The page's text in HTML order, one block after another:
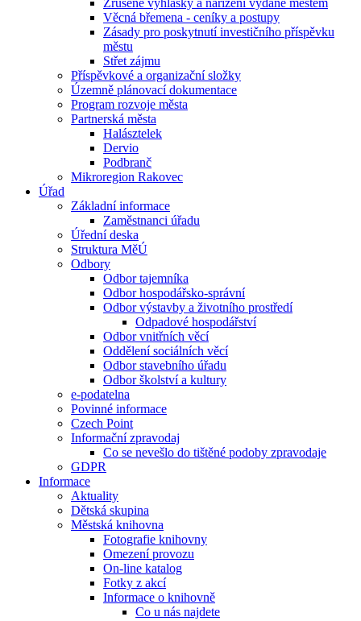
Zrušené vyhlášky a nařízení vydané městem
Věcná břemena - ceníky a postupy
Zásady pro poskytnutí investičního příspěvku
městu
Střet zájmu
Příspěvkové a organizační složky
Územně plánovací dokumentace
Program rozvoje města
Partnerská města
Halásztelek
Dervio
Podbranč
Mikroregion Rakovec
Úřad
Základní informace
Zaměstnanci úřadu
Úřední deska
Struktura MěÚ
Odbory
Odbor tajemníka
Odbor hospodářsko-správní
Odbor výstavby a životního prostředí
Odpadové hospodářství
Odbor vnitřních věcí
Oddělení sociálních věcí
Odbor stavebního úřadu
Odbor školství a kultury
e-podatelna
Povinné informace
Czech Point
Informační zpravodaj
Co se nevešlo do tištěné podoby zpravodaje
GDPR
Informace
Aktuality
Dětská skupina
Městská knihovna
Fotografie knihovny
Omezení provozu
On-line katalog
Fotky z akcí
Informace o knihovně
Co u nás najdete